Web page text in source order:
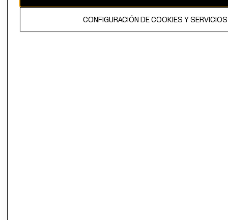
CONFIGURACIÓN DE COOKIES Y SERVICIOS